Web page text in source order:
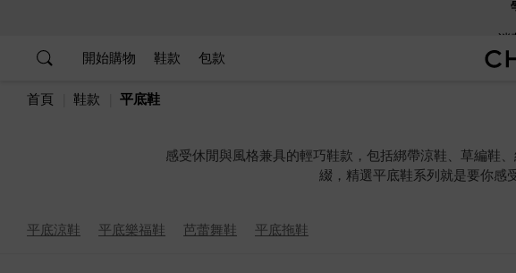
開始購物 鞋款 包款
首頁 鞋款 平底鞋
感受休閒與風格兼具的輕巧鞋款，包括綁帶涼鞋、草編鞋
綴，精選平底鞋系列就是要你感
平底涼鞋 平底樂福鞋 芭蕾舞鞋 平底拖鞋